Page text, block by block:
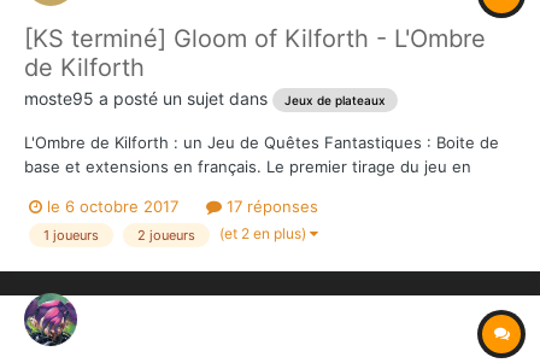
[KS terminé] Gloom of Kilforth - L'Ombre
de Kilforth
moste95 a posté un sujet dans Jeux de plateaux
L'Ombre de Kilforth : un Jeu de Quêtes Fantastiques : Boite de
base et extensions en français. Le premier tirage du jeu en
Kilforth, le Jeu de Quêtes Fantastiques!...
le 6 octobre 2017 17 réponses
1 joueurs 2 joueurs (et 2 en plus)